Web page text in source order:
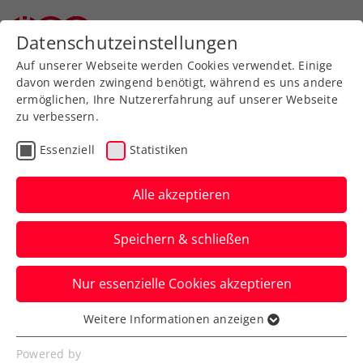
Zurück zur Newsübersicht
Davis Cup
Davis-Cup-Kapitän
Melzer fällt für
Länderkampf gegen
Türkei aus
Alexander Peya, ebenfalls Ex-
Weltklassespieler, springt im Generali
Austria Davis Cup Team als Captain ein.
Datenschutzeinstellungen
Auf unserer Webseite werden Cookies verwendet. Einige
davon werden zwingend benötigt, während es uns andere
ermöglichen, Ihre Nutzererfahrung auf unserer Webseite
zu verbessern.
Essenziell Statistiken
Alle akzeptieren
Speichern & schließen
Nur essenzielle Cookies akzeptieren
Essenziell
Essenzielle Cookies werden für grundlegende
Weitere Informationen anzeigen
Powered by